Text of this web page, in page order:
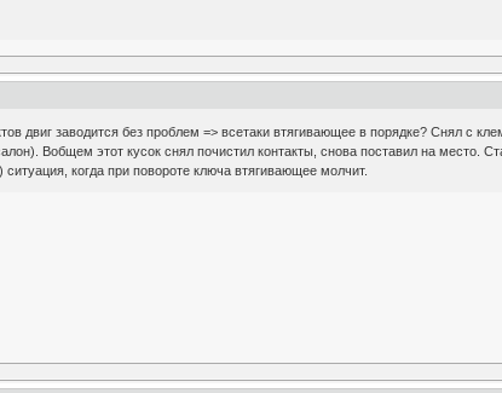
двиг заводится без проблем => всетаки втягивающее в порядке? Снял с
Вобщем этот кусок снял почистил контакты, снова поставил на место.
когда при повороте ключа втягивающее молчит.